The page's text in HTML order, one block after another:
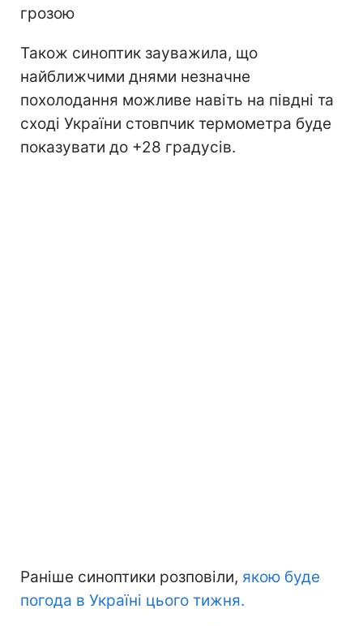
грозою
Також синоптик зауважила, що
найближчими днями незначне
похолодання можливе навіть на півдні та
сході України стовпчик термометра буде
показувати до +28 градусів.
Раніше синоптики розповіли, якою буде
погода в Україні цього тижня.